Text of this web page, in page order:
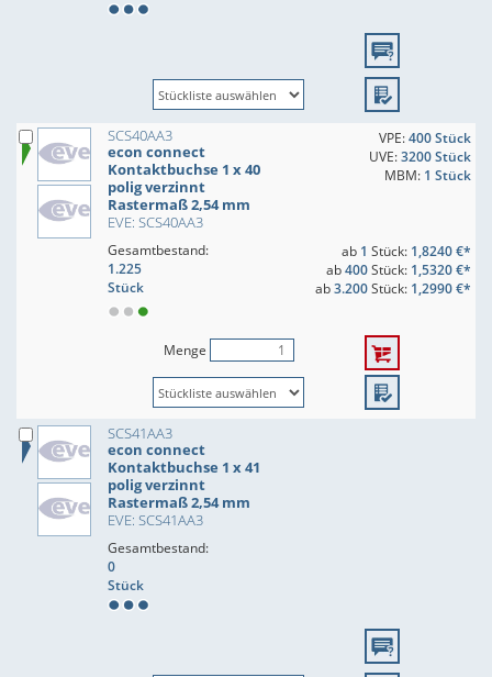
SCS40AA3
econ connect
Kontaktbuchse 1 x 40
polig verzinnt
Rastermaß 2,54 mm
EVE: SCS40AA3
VPE:400 Stück
UVE:3200 Stück
MBM: 1 Stück
Gesamtbestand:
1.225
Stück
ab 1 Stück: 1,8240 €*
ab400Stück: 1,5320 €*
ab3.200Stück: 1,2990 €*
Menge
SCS41AA3
econ connect
Kontaktbuchse 1 x 41
polig verzinnt
Rastermaß 2,54 mm
EVE: SCS41AA3
Gesamtbestand:
0
Stück